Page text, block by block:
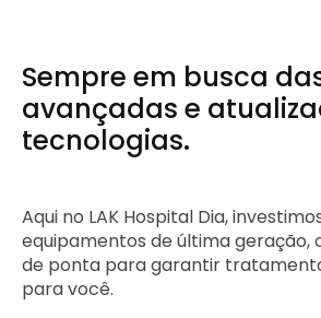
Sempre em busca
avançadas e
tecnologias.
Aqui no LAK Hospital Dia,
equipamentos de última geração,
de ponta para garantir
para você.